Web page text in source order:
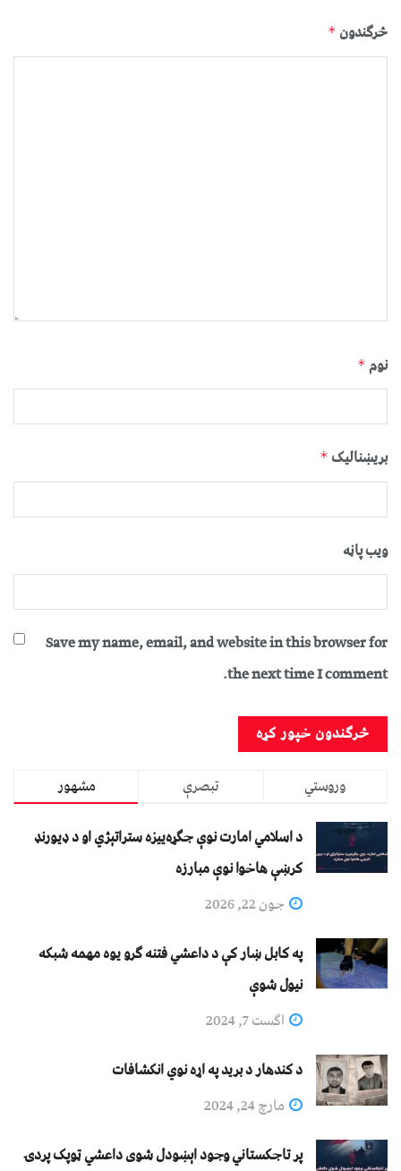
څرگندون *
نوم *
بریښنالیک *
ویب پاڼه
Save my name, email, and website in this browser for
the next time I comment.
مشهور تبصرې
وروستي
د اسلامي امارت نوې جګړه‌ییزه ستراتېژي او د ډیورنډ
کرښې هاخوا نوې مبارزه
جون 22, 2026
په کابل ښار کې د داعشي فتنه ګرو يوه مهمه شبکه
نيول شوې
اگست 7, 2024
د کندهار د برید په اړه نوي انکشافات
مارچ 24, 2024
پر تاجکستاني وجود اېښودل شوی داعشي ټوپک پردۍ